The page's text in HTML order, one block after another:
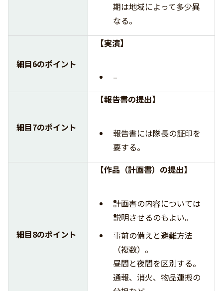
期は地域によって多少異
なる。
細目6のポイント
【実演】
–
細目7のポイント
【報告書の提出】
報告書には隊長の証印を
要する。
細目8のポイント
【作品（計画書）の提出】
計画書の内容については
説明させるのもよい。
事前の備えと避難方法
（複数）。
昼間と夜間を区別する。
通報、消火、物品運搬の